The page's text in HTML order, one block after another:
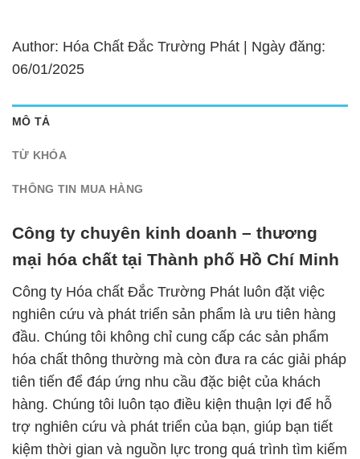
Author: Hóa Chất Đắc Trường Phát | Ngày đăng:
06/01/2025
MÔ TẢ
TỪ KHÓA
THÔNG TIN MUA HÀNG
Công ty chuyên kinh doanh – thương
mại hóa chất tại Thành phố Hồ Chí Minh
Công ty Hóa chất Đắc Trường Phát luôn đặt việc
nghiên cứu và phát triển sản phẩm là ưu tiên hàng
đầu. Chúng tôi không chỉ cung cấp các sản phẩm
hóa chất thông thường mà còn đưa ra các giải pháp
tiên tiến để đáp ứng nhu cầu đặc biệt của khách
hàng. Chúng tôi luôn tạo điều kiện thuận lợi để hỗ
trợ nghiên cứu và phát triển của bạn, giúp bạn tiết
kiệm thời gian và nguồn lực trong quá trình tìm kiếm